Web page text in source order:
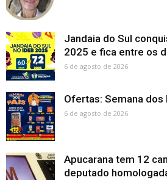
Jandaia do Sul
2025 e fica entre os
6 de agosto de 2026
Ofertas: Semana dos
6 de agosto de 2026
Apucarana tem 12
deputado